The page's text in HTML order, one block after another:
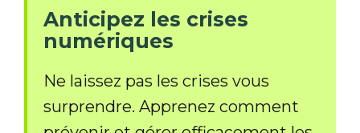
Anticipez les crises
numériques
Ne laissez pas les crises vous
surprendre. Apprenez comment